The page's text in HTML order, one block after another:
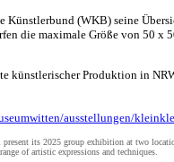
(WKB) seine
die maximale Größe von 50
künstlerischer Produktion in
ausstellungen/
its 2025 group exhibition at two
of artistic expressions and techniques.